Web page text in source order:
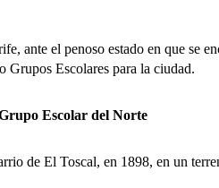
el penoso estado en que se
Escolares para la ciudad.
Escolar del Norte
de El Toscal, en 1898, en un